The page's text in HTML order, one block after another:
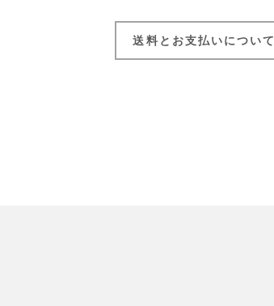
送料とお支払いについて